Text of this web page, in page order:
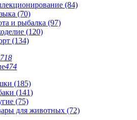
(84)
(70)
и рыбалка (97)
(120)
(134)
474
(185)
(141)
(75)
для животных (72)